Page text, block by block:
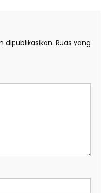
dipublikasikan. Ruas yang